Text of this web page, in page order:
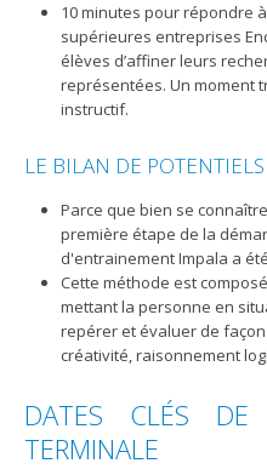
10 minutes pour répondre
supérieures entreprises
élèves d’affiner leurs
représentées. Un moment
instructif.
LE BILAN DE POTENTIELS
Parce que bien se
première étape de la
d'entrainement Impala a
Cette méthode est
mettant la personne en
repérer et évaluer de
créativité, raisonnement
DATES CLÉS DE
TERMINALE